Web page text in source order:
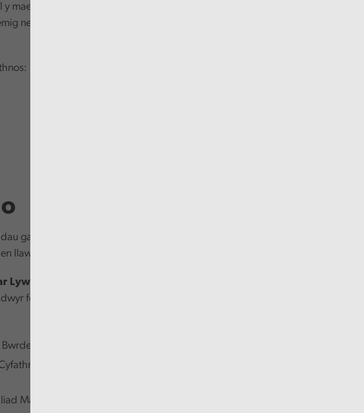
mae COVID wedi'u cyflwyno
newid y ffordd y caiff
gan gynnwys cyfweliadau
llaw.
Lywodraethu
fel yr:
Sirol Wrecsam
a Newid Archwilio
Materion Cymreig